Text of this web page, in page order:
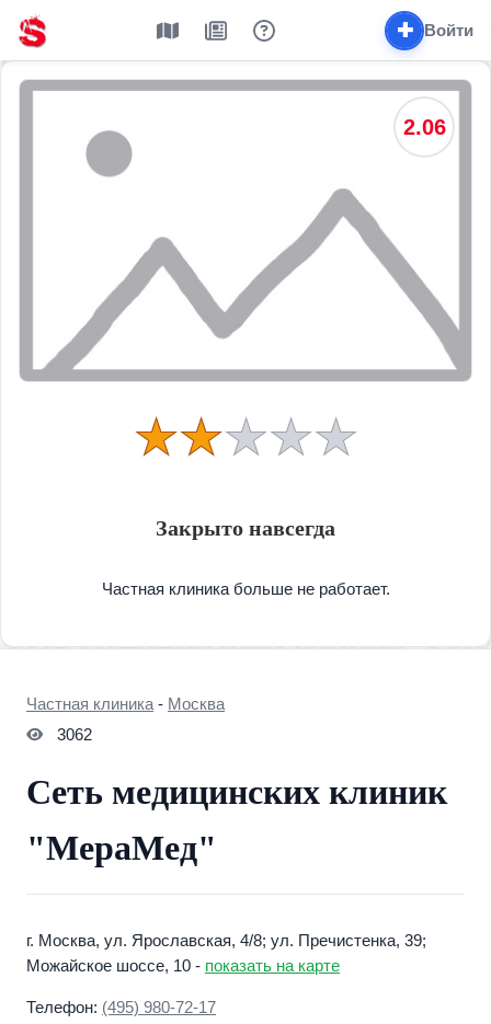
✚ Войти
2.06
Закрыто навсегда
Частная клиника больше не работает.
Частная клиника - Москва
3062
Сеть медицинских клиник
"МераМед"
г. Москва, ул. Ярославская, 4/8; ул. Пречистенка, 39;
Можайское шоссе, 10 - показать на карте
Телефон: (495) 980-72-17